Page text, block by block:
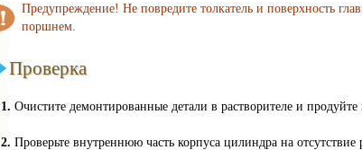
Предупреждение! Не повредите толкатель и поверхность
поршнем.
Проверка
1. Очистите демонтированные детали в растворителе и
2. Проверьте внутреннюю часть корпуса цилиндра на